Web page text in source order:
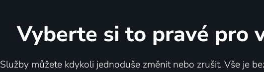
Vyberte si to pravé pro
Služby můžete kdykoli jednoduše změnit nebo zrušit. Vše je